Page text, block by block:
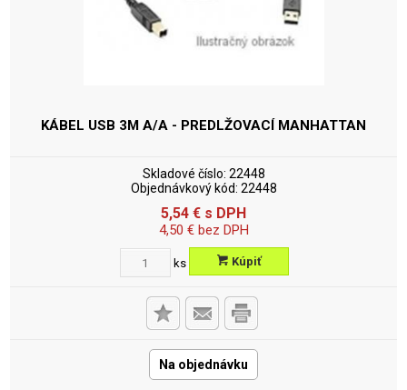
KÁBEL USB 3M A/A - PREDLŽOVACÍ MANHATTAN
Skladové číslo: 22448
Objednávkový kód: 22448
5,54 € s DPH
4,50 €bez DPH
ks Kúpiť
Na objednávku